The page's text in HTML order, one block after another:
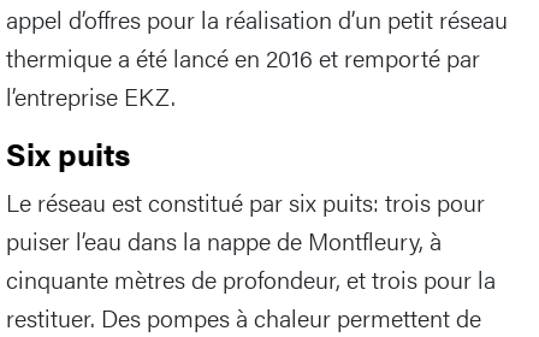
appel d’offres pour la réalisation d’un petit réseau
thermique a été lancé en 2016 et remporté par
l’entreprise EKZ.
Six puits
Le réseau est constitué par six puits: trois pour
puiser l’eau dans la nappe de Montfleury, à
cinquante mètres de profondeur, et trois pour la
restituer. Des pompes à chaleur permettent de